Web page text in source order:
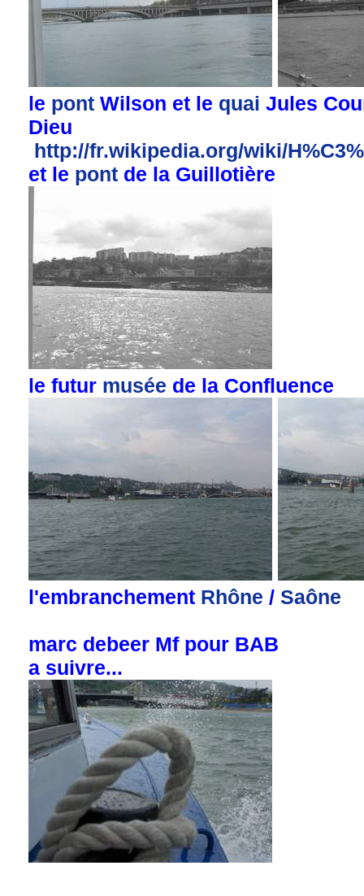
le pont Wilson et le quai Jules
Dieu
http://fr.wikipedia.org/wiki/
et le pont de la Guillotière
le futur musée de la Confluence
l'embranchement Rhône / Saône
marc debeer Mf pour BAB
a suivre...